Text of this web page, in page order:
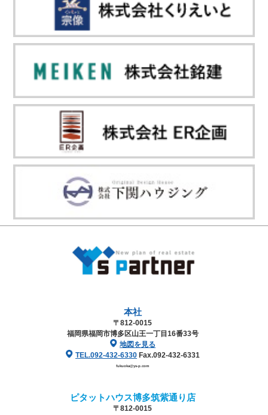
本社
〒812-0015
福岡県福岡市博多区山王一丁目16番33号
地図を見る
TEL.092-432-6330Fax.092-432-6331
fukuoka@ys-p.com
ピタットハウス博多筑紫通り店
〒812-0015